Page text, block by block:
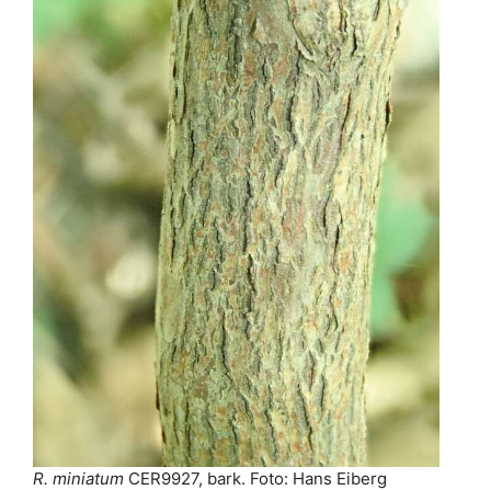
R. miniatum CER9927, bark. Foto: Hans Eiberg